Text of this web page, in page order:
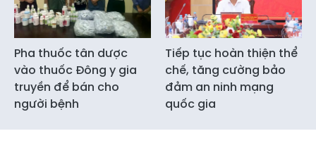
Pha thuốc tân dược
vào thuốc Đông y gia
truyền để bán cho
người bệnh
Tiếp tục hoàn thiện thể
chế, tăng cường bảo
đảm an ninh mạng
quốc gia